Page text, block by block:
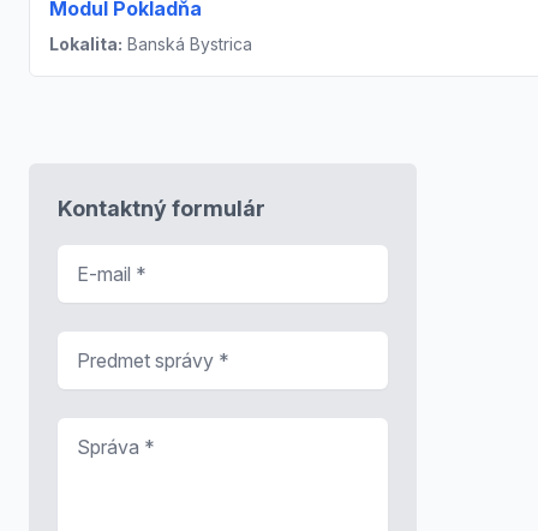
Modul Pokladňa
Lokalita: Banská Bystrica
Kontaktný formulár